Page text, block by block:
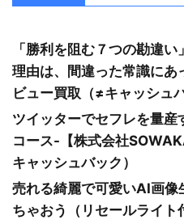
「勝利を阻む７つの勘違
理由は、間違った常識にあ
ビュー買取（≠キャッシュ
ツイッターでセフレを量
コース-【株式会社
キャッシュバック）
売れる綺麗で可愛いAI画像
ちゃおう（リセールライト